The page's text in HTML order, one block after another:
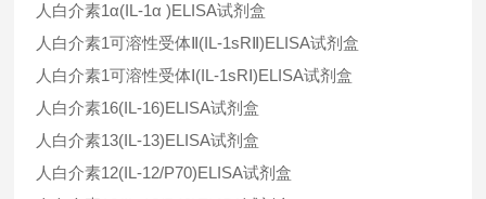
人白介素1α(IL-1α )ELISA试剂盒
人白介素1可溶性受体Ⅱ(IL-1sRⅡ)ELISA试剂盒
人白介素1可溶性受体Ⅰ(IL-1sRⅠ)ELISA试剂盒
人白介素16(IL-16)ELISA试剂盒
人白介素13(IL-13)ELISA试剂盒
人白介素12(IL-12/P70)ELISA试剂盒